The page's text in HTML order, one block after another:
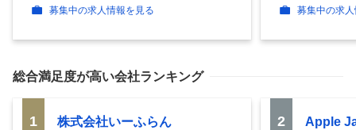
募集中の求人情報を見る
募集中の求
総合満足度が高い会社ランキング
1 株式会社いーふらん 2 Apple